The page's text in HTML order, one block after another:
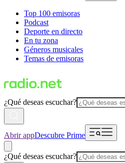
Top 100 emisoras
Podcast
Deporte en directo
En tu zona
Géneros musicales
Temas de emisoras
¿Qué deseas escuchar?
Abrir appDescubre Prime
¿Qué deseas escuchar?